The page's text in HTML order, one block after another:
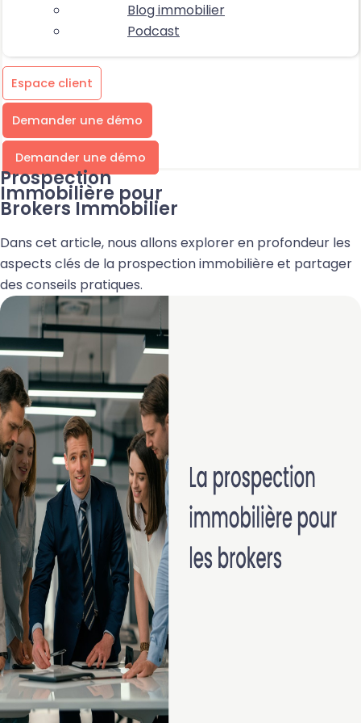
Blog immobilier
Podcast
Espace client
Demander une démo
Demander une démo
Prospection
Immobilière pour
Brokers Immobilier
Dans cet article, nous allons explorer en profondeur les
aspects clés de la prospection immobilière et partager
des conseils pratiques.